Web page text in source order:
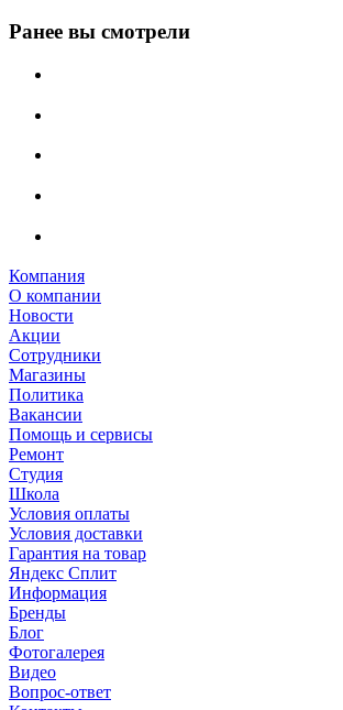
Ранее вы смотрели
Компания
О компании
Новости
Акции
Сотрудники
Магазины
Политика
Вакансии
Помощь и сервисы
Ремонт
Студия
Школа
Условия оплаты
Условия доставки
Гарантия на товар
Яндекс Сплит
Информация
Бренды
Блог
Фотогалерея
Видео
Вопрос-ответ